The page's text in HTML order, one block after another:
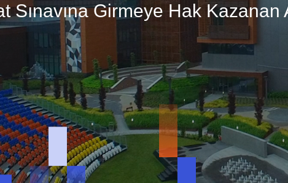
Sınavına Girmeye Hak Kazanan